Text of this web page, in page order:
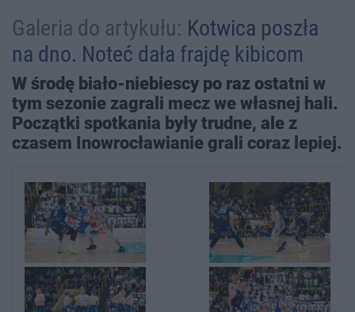
Galeria do artykułu: Kotwica poszła
na dno. Noteć dała frajdę kibicom
W środę biało-niebiescy po raz ostatni w
tym sezonie zagrali mecz we własnej hali.
Początki spotkania były trudne, ale z
czasem Inowrocławianie grali coraz lepiej.